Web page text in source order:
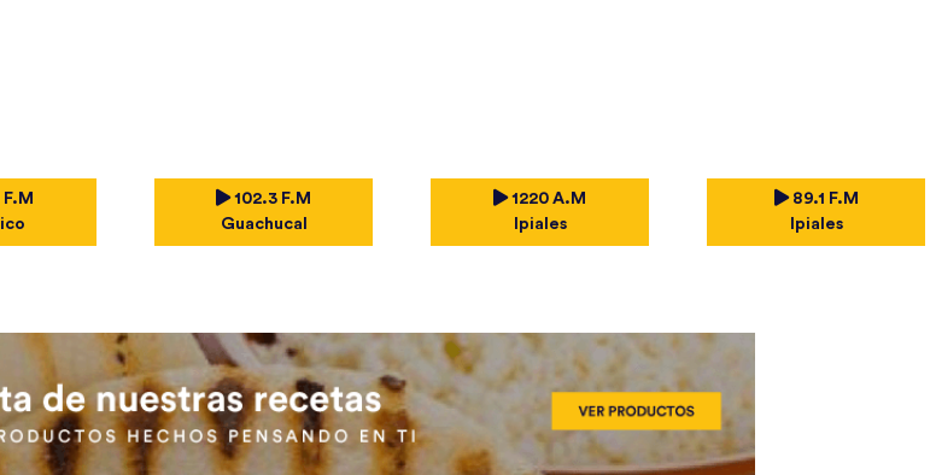
102.3 F.M
Guachucal
1220 A.M
Ipiales
89.1 F.M
Ipiales